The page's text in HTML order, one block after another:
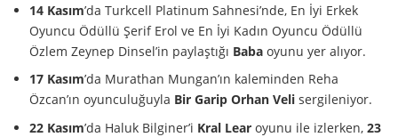
14 Kasım’da Turkcell Platinum Sahnesi’nde, En İyi Erkek
Oyuncu Ödüllü Şerif Erol ve En İyi Kadın Oyuncu Ödüllü
Özlem Zeynep Dinsel’in paylaştığı Baba oyunu yer alıyor.
17 Kasım’da Murathan Mungan’ın kaleminden Reha
Özcan’ın oyunculuğuyla Bir Garip Orhan Veli sergileniyor.
22 Kasım’da Haluk Bilginer’i Kral Learoyunu ile izlerken, 23